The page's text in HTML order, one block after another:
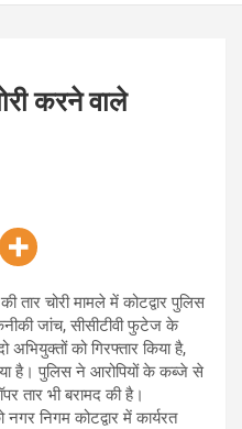
करने वाले
तार चोरी मामले में कोटद्वार पुलिस
जांच, सीसीटीवी फुटेज के
को गिरफ्तार किया है,
है। पुलिस ने आरोपियों के कब्जे से
तार भी बरामद की है।
निगम कोटद्वार में कार्यरत